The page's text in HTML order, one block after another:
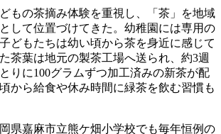
もの茶摘み体験を重視し、「茶」を地域
して位置づけてきた。幼稚園には専用の
どもたちは幼い頃から茶を身近に感じて
茶葉は地元の製茶工場へ送られ、約3週
りに100グラムずつ加工済みの新茶が配
から給食や休み時間に緑茶を飲む習慣も
県嘉麻市立熊ケ畑小学校でも毎年恒例の